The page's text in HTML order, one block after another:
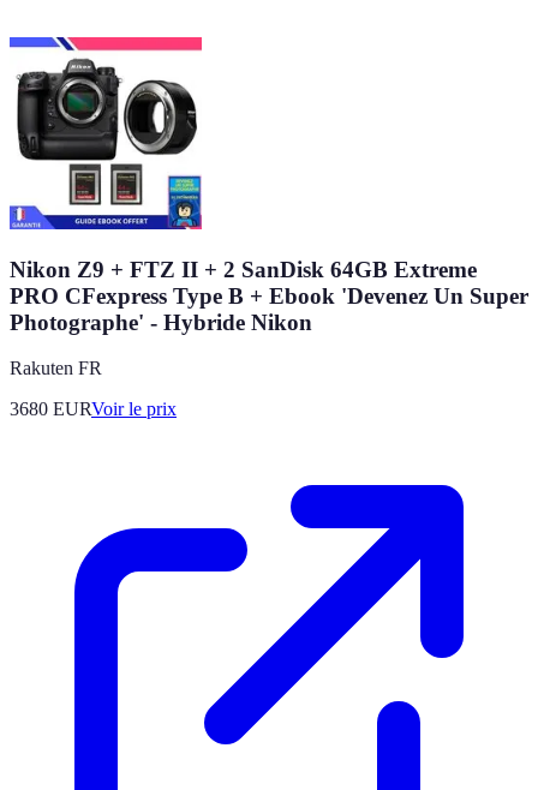
Nikon Z9 + FTZ II + 2 SanDisk 64GB Extreme
PRO CFexpress Type B + Ebook 'Devenez Un Super
Photographe' - Hybride Nikon
Rakuten FR
3680 EURVoir le prix